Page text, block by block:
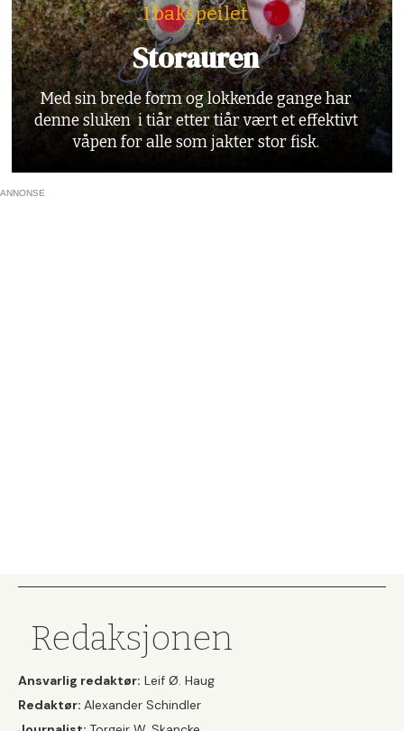
I bakspeilet
Storauren
Med sin brede form og lokkende gange har
denne sluken i tiår etter tiår vært et effektivt
våpen for alle som jakter stor fisk.
ANNONSE
Redaksjonen
Ansvarlig redaktør: Leif Ø. Haug
Redaktør: Alexander Schindler